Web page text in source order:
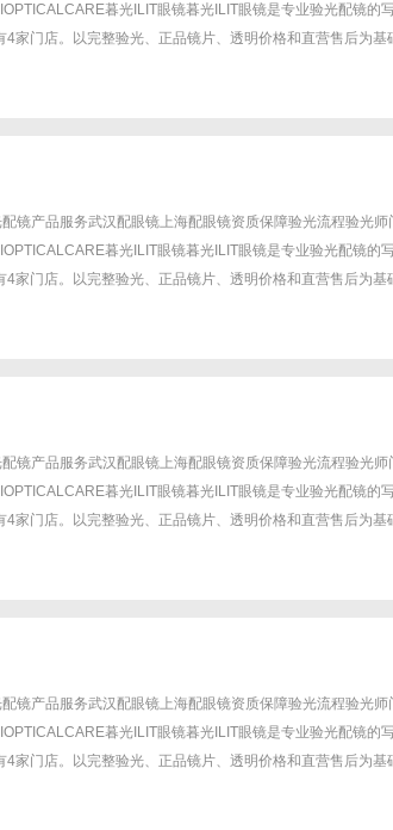
暮光ILIT眼镜暮光ILIT眼镜是专业验光配镜的
家门店。以完整验光、正品镜片、透明价格和直营售后为基
镜产品服务武汉配眼镜上海配眼镜资质保障验光流程验光师
暮光ILIT眼镜暮光ILIT眼镜是专业验光配镜的
家门店。以完整验光、正品镜片、透明价格和直营售后为基
镜产品服务武汉配眼镜上海配眼镜资质保障验光流程验光师
暮光ILIT眼镜暮光ILIT眼镜是专业验光配镜的
家门店。以完整验光、正品镜片、透明价格和直营售后为基
镜产品服务武汉配眼镜上海配眼镜资质保障验光流程验光师
暮光ILIT眼镜暮光ILIT眼镜是专业验光配镜的
家门店。以完整验光、正品镜片、透明价格和直营售后为基